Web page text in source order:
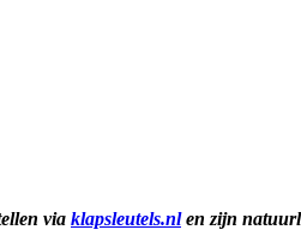
via klapsleutels.nlen zijn